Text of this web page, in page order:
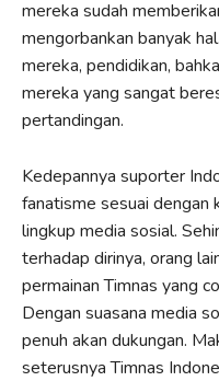
mereka sudah
mengorbankan banyak
mereka, pendidikan,
mereka yang sangat
pertandingan.
Kedepannya suporter
fanatisme sesuai dengan
lingkup media sosial.
terhadap dirinya, orang
permainan Timnas yang
Dengan suasana media
penuh akan dukungan.
seterusnya Timnas